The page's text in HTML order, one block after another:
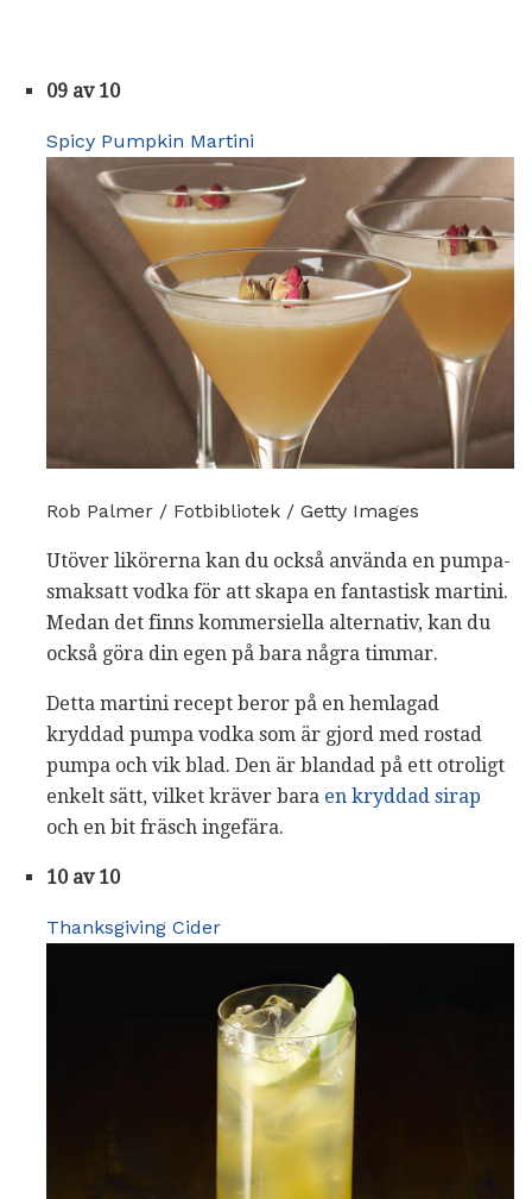
09 av 10
Spicy Pumpkin Martini
Rob Palmer / Fotbibliotek / Getty Images
Utöver likörerna kan du också använda en pumpa-
smaksatt vodka för att skapa en fantastisk martini.
Medan det finns kommersiella alternativ, kan du
också göra din egen på bara några timmar.
Detta martini recept beror på en hemlagad
kryddad pumpa vodka som är gjord med rostad
pumpa och vik blad. Den är blandad på ett otroligt
enkelt sätt, vilket kräver bara en kryddad sirap
och en bit fräsch ingefära.
10 av 10
Thanksgiving Cider